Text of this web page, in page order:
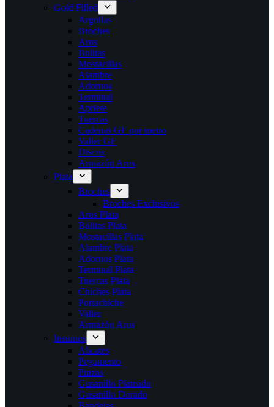
Gold Filled
Argollas
Broches
Aros
Bolitas
Mostacillas
Alambre
Adornos
Terminal
Apriete
Tuercas
Cadenas GF por metro
Valier GF
Discos
Armazón Aros
Plata
Broches
Broches Exclusivos
Aros Plata
Bolitas Plata
Mostacillas Plata
Alambre Plata
Adornos Plata
Terminal Plata
Tuercas Plata
Chiches Plata
Portachiche
Valier
Armazón Aros
Insumos
Alicates
Pegamento
Pinzas
Gusanillo Plateado
Gusanillo Dorado